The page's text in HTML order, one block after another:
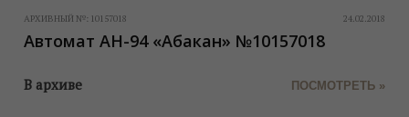
АРХИВНЫЙ №: 10157018 24.02.2018
Автомат АН-94 «Абакан» №10157018
В архиве ПОСМОТРЕТЬ »